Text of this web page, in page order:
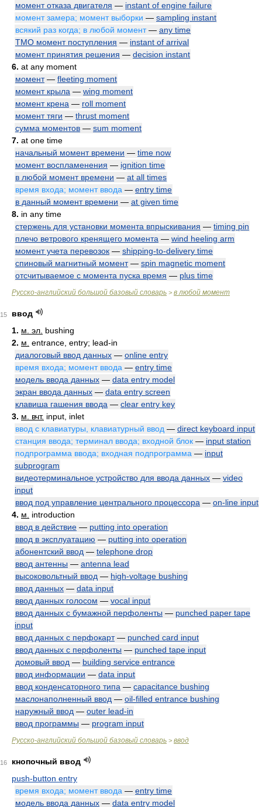
момент отказа двигателя — instant of engine failure
момент замера; момент выборки — sampling instant
всякий раз когда; в любой момент— any time
ТМО момент поступления — instant of arrival
момент принятия решения — decision instant
6. at any moment
момент— fleeting moment
момент крыла — wing moment
момент крена — roll moment
момент тяги — thrust moment
сумма моментов — sum moment
7. at one time
начальный момент времени — time now
момент воспламенения — ignition time
в любой момент времени — at all times
время входа; момент ввода — entry time
в данный момент времени — at given time
8. in any time
стержень для установки момента впрыскивания — timing pin
плечо ветрового кренящего момента — wind heeling arm
момент учета перевозок — shipping-to-delivery time
спиновый магнитный момент— spin magnetic moment
отсчитываемое с момента пуска время — plus time
Русско-английский большой базовый словарь > в любой момент
15
ввод
1. м. эл. bushing
2. м. entrance, entry; lead-in
диалоговый ввод данных — online entry
время входа; момент ввода — entry time
модель ввода данных — data entry model
экран ввода данных — data entry screen
клавиша гашения ввода — clear entry key
3. м. вчт. input, inlet
ввод с клавиатуры, клавиатурный ввод — direct keyboard input
станция ввода; терминал ввода; входной блок — input station
подпрограмма ввода; входная подпрограмма — input
subprogram
видеотерминальное устройство для ввода данных — video
input
ввод под управление центрального процессора — on-line input
4. м.
introduction
ввод в действие — putting into operation
ввод в эксплуатацию — putting into operation
абонентский ввод — telephone drop
ввод антенны — antenna lead
высоковольтный ввод — high-voltage bushing
ввод данных — data input
ввод данных голосом — vocal input
ввод данных с бумажной перфоленты — punched paper tape
input
ввод данных с перфокарт— punched card input
ввод данных с перфоленты — punched tape input
домовый ввод — building service entrance
ввод информации — data input
ввод конденсаторного типа — capacitance bushing
маслонаполненный ввод — oil-filled entrance bushing
наружный ввод — outer lead-in
ввод программы — program input
Русско-английский большой базовый словарь > ввод
16
кнопочный ввод
push-button entry
время входа; момент ввода — entry time
модель ввода данных — data entry model